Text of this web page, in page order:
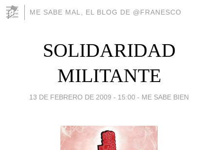
ME SABE MAL, EL BLOG DE @FRANESCO
SOLIDARIDAD
MILITANTE
13 DE FEBRERO DE 2009 - 15:00 - ME SABE BIEN